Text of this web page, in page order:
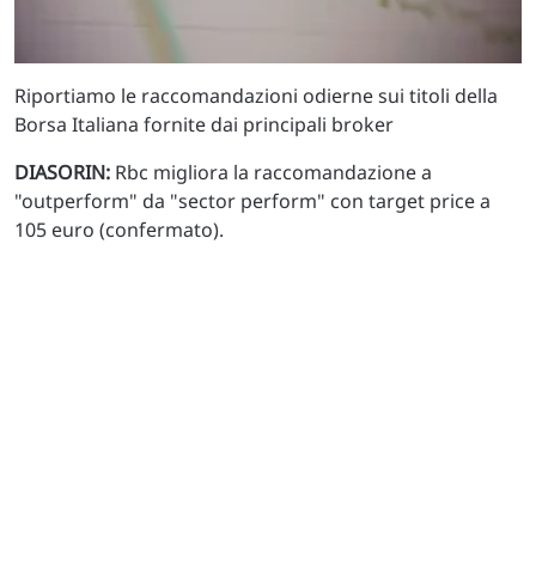
Riportiamo le raccomandazioni odierne sui titoli della
Borsa Italiana fornite dai principali broker
DIASORIN: Rbc migliora la raccomandazione a
"outperform" da "sector perform" con target price a
105 euro (confermato).